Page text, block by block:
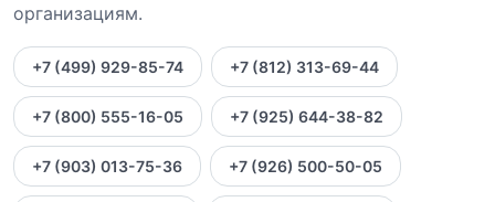
организациям.
+7 (499) 929-85-74 +7 (812) 313-69-44
+7 (800) 555-16-05 +7 (925) 644-38-82
+7 (903) 013-75-36 +7 (926) 500-50-05